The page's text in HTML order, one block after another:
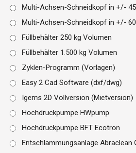
Multi-Achsen-Schneidkopf in +/-
Multi-Achsen-Schneidkopf in +/-
Füllbehälter 250 kg Volumen
Füllbehälter 1.500 kg Volumen
Zyklen-Programm (Vorlagen)
Easy 2 Cad Software (dxf/dwg)
Igems 2D Vollversion (Mietversion)
Hochdruckpumpe HWpump
Hochdruckpumpe BFT Ecotron
Entschlammungsanlage Abraclean